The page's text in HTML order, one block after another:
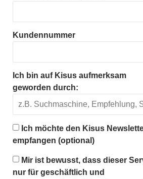
Kundennummer
Ich bin auf Kisus aufmerksam
geworden durch:
Ich möchte den Kisus
empfangen (optional)
Mir ist bewusst, dass dieser
nur für geschäftlich und